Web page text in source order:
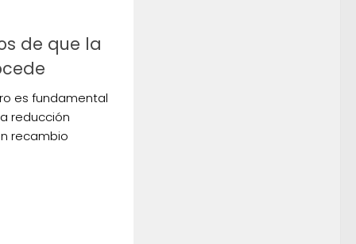
de que la
es fundamental
reducción
recambio